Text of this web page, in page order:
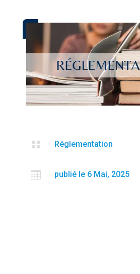
 Réglementation
 publié le 6 Mai, 2025